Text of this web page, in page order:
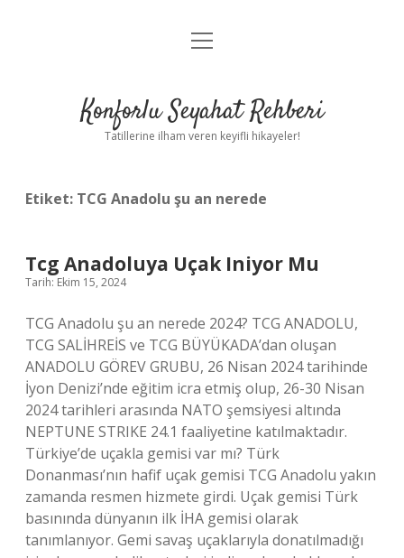
Anasayfa
Yasal Uyarı
menüyü
Konforlu Seyahat Rehberi
Tatillerine ilham veren keyifli hikayeler!
Etiket: TCG Anadolu şu an nerede
Tcg Anadoluya Uçak Iniyor Mu
Tarih: Ekim 15, 2024
TCG Anadolu şu an nerede 2024? TCG ANADOLU,
TCG SALİHREİS ve TCG BÜYÜKADA’dan oluşan
ANADOLU GÖREV GRUBU, 26 Nisan 2024 tarihinde
İyon Denizi’nde eğitim icra etmiş olup, 26-30 Nisan
2024 tarihleri ​​arasında NATO şemsiyesi altında
NEPTUNE STRIKE 24.1 faaliyetine katılmaktadır.
Türkiye’de uçakla gemisi var mı? Türk
Donanması’nın hafif uçak gemisi TCG Anadolu yakın
zamanda resmen hizmete girdi. Uçak gemisi Türk
basınında dünyanın ilk İHA gemisi olarak
tanımlanıyor. Gemi savaş uçaklarıyla donatılmadığı